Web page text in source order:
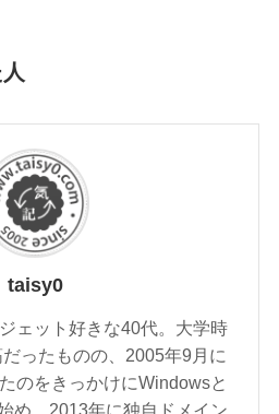
taisy0
ェット好きな40代。大学時
ったものの、2005年9月に
のをきっかけにWindowsと
め、2013年に独自ドメイン